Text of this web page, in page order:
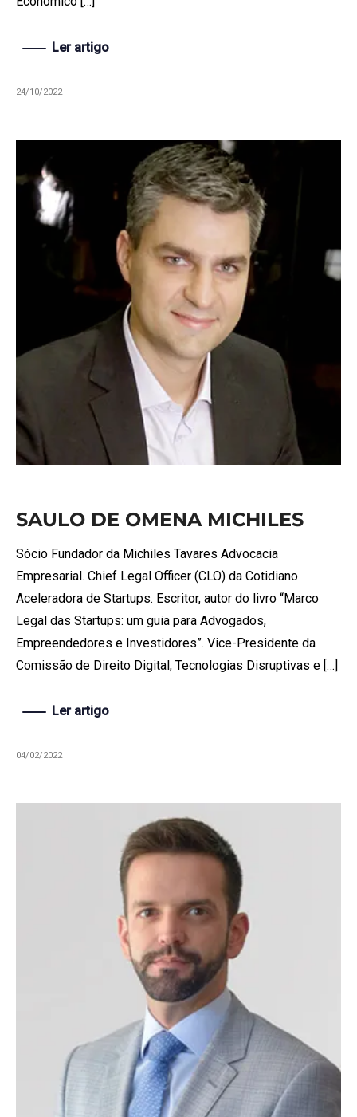
Ler artigo
24/10/2022
SAULO DE OMENA MICHILES
Sócio Fundador da Michiles Tavares Advocacia
Empresarial. Chief Legal Officer (CLO) da Cotidiano
Aceleradora de Startups. Escritor, autor do livro “Marco
Legal das Startups: um guia para Advogados,
Empreendedores e Investidores”. Vice-Presidente da
Comissão de Direito Digital, Tecnologias Disruptivas e […]
Ler artigo
04/02/2022